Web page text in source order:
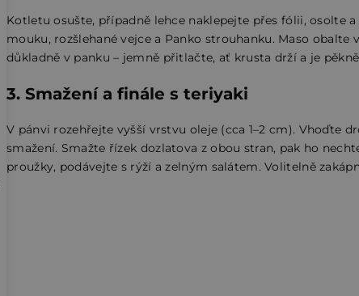
Kotletu osušte, případně lehce naklepejte přes fólii, osolte
mouku, rozšlehané vejce a Panko strouhanku. Maso obalte
důkladně v panku – jemně přitlačte, ať krusta drží a je
3. Smažení a finále s teriyaki
V pánvi rozehřejte vyšší vrstvu oleje (cca 1–2 cm). Vhoďte
smažení. Smažte řízek dozlatova z obou stran, pak ho
proužky, podávejte s rýží a zelným salátem. Volitelně